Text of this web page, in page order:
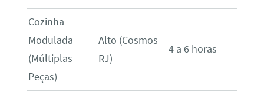
Cozinha
Modulada
(Múltiplas
Peças)
Alto (Cosmos
RJ)
4 a 6 horas